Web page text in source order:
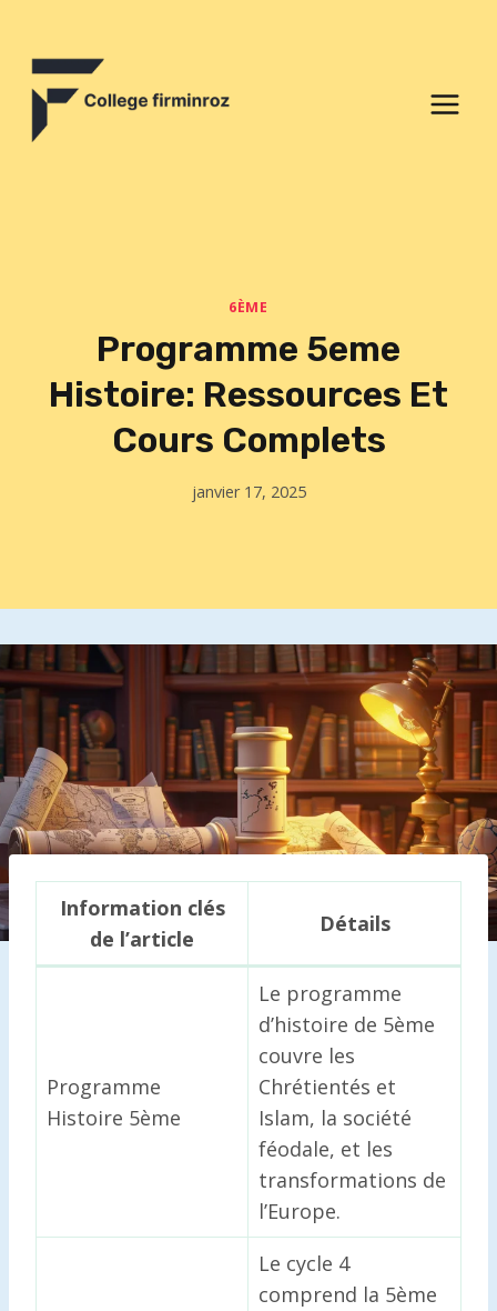
contenu
6ÈME
Programme 5eme
Histoire: Ressources Et
Cours Complets
janvier 17, 2025
Information clés
de l’article
Détails
Programme
Histoire 5ème
Le programme
d’histoire de 5ème
couvre les
Chrétientés et
Islam, la société
féodale, et les
transformations de
l’Europe.
Le cycle 4
comprend la 5ème